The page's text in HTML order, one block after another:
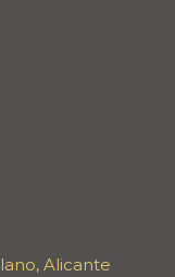
Alicante